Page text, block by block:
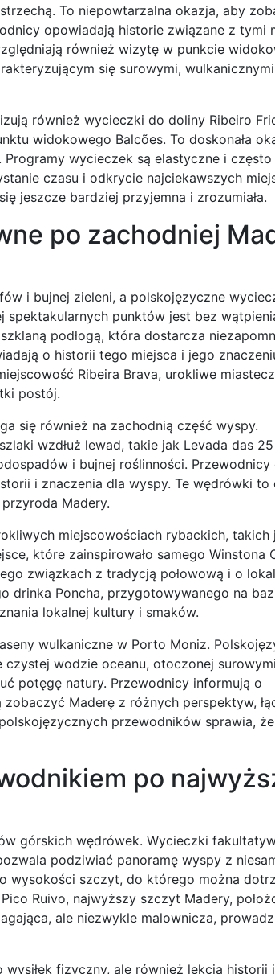
To niepowtarzalna okazja, aby
opowiadają historie związane z tymi
również wizytę w punkcie
się surowymi, wulkanicznymi
również wycieczki do doliny Ribeiro
widokowego Balcões. To doskonała
wycieczek są elastyczne i często
czasu i odkrycie najciekawszych
jeszcze bardziej przyjemna i zrozumiała.
po zachodniej
i bujnej zieleni, a polskojęzyczne
spektakularnych punktów jest bez
podłogą, która dostarcza
o historii tego miejsca i jego
Ribeira Brava, urokliwe
postój.
się również na zachodnią część wyspy.
wzdłuż lewad, takie jak Levada das
i bujnej roślinności. Przewodnicy
i znaczenia dla wyspy. Te wędrówki to
Madery.
miejscowościach rybackich, takich
które zainspirowało samego Winstona
związkach z tradycją połowową i o
drinka Poncha, przygotowywanego na
lokalnej kultury i smaków.
wulkaniczne w Porto Moniz.
wodzie oceanu, otoczonej
potęgę natury. Przewodnicy informują o
Maderę z różnych perspektyw,
przewodników sprawia, że
po
górskich wędrówek. Wycieczki
podziwiać panoramę wyspy z
wysokości szczyt, do którego można
Ruivo, najwyższy szczyt Madery,
ale niezwykle malownicza,
fizyczny, ale również lekcja historii